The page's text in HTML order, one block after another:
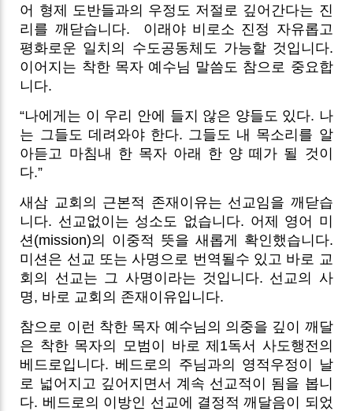
어 형제 도반들과의 우정도 저절로 깊어간다는 진
리를 깨닫습니다.
이래야 비로소 진정 자유롭고
평화로운 일치의 수도공동체도 가능할 것입니다.
이어지는 착한 목자 예수님 말씀도 참으로 중요합
니다.
“나에게는 이 우리 안에 들지 않은 양들도 있다. 나
는 그들도 데려와야 한다. 그들도 내 목소리를 알
아듣고 마침내 한 목자 아래 한 양 떼가 될 것이
다.”
새삼 교회의 근본적 존재이유는 선교임을 깨닫습
니다. 선교없이는 성소도 없습니다. 어제 영어 미
션(mission)의 이중적 뜻을 새롭게 확인했습니다.
미션은 선교 또는 사명으로 번역될수 있고 바로 교
회의 선교는 그 사명이라는 것입니다. 선교의 사
명, 바로 교회의 존재이유입니다.
참으로 이런 착한 목자 예수님의 의중을 깊이 깨달
은 착한 목자의 모범이 바로 제1독서 사도행전의
베드로입니다. 베드로의 주님과의 영적우정이 날
로 넓어지고 깊어지면서 계속 선교적이 됨을 봅니
다. 베드로의 이방인 선교에 결정적 깨달음이 되었